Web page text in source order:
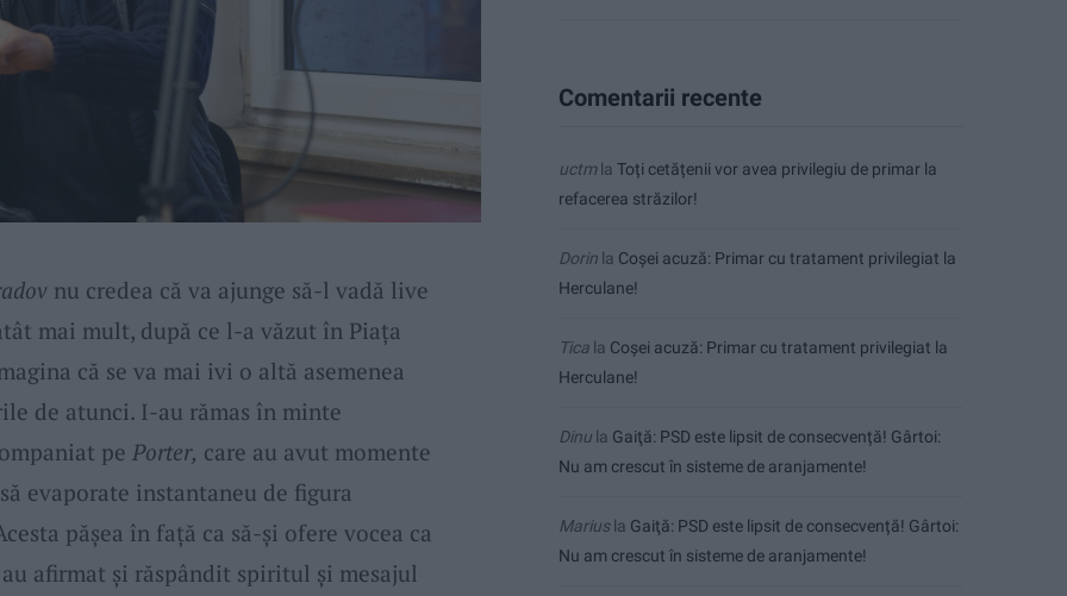
nu credea că va ajunge să-l vadă live
mai mult, după ce l-a văzut în Piaţa
că se va mai ivi o altă asemenea
de atunci. I-au rămas în minte
pe Porter, care au avut momente
evaporate instantaneu de figura
pășea în față ca să-și ofere vocea ca
afirmat și răspândit spiritul și mesajul
Comentarii recente
uctmla Toți cetățenii vor avea privilegiu de primar la
refacerea străzilor!
Dorin la Coșei acuză: Primar cu tratament privilegiat la
Herculane!
Tica la Coșei acuză: Primar cu tratament privilegiat la
Herculane!
Dinu la Gaiţă: PSD este lipsit de consecvență! Gârtoi:
Nu am crescut în sisteme de aranjamente!
Mariusla Gaiţă: PSD este lipsit de consecvență! Gârtoi:
Nu am crescut în sisteme de aranjamente!